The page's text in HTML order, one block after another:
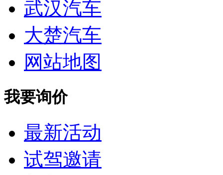
武汉汽车
大楚汽车
网站地图
我要询价
最新活动
试驾邀请